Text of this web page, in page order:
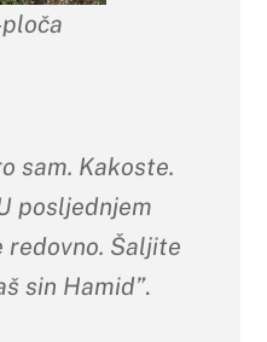
sam. Kakoste.
posljednjem
Šaljite
sin Hamid”.